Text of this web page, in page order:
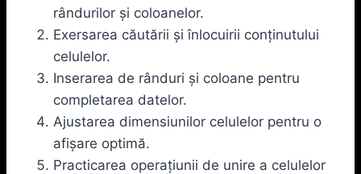
rândurilor și coloanelor.
Exersarea căutării și înlocuirii conținutului
celulelor.
Inserarea de rânduri și coloane pentru
completarea datelor.
Ajustarea dimensiunilor celulelor pentru o
afișare optimă.
Practicarea operațiunii de unire a celulelor